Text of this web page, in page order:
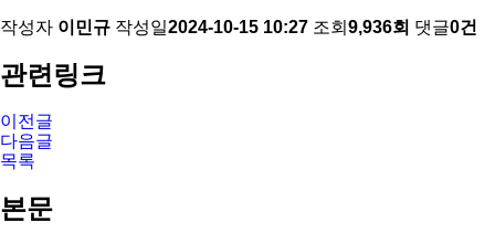
작성자 이민규 작성일2024-10-15 10:27 조회 9,936회 댓글0건
관련링크
이전글
다음글
목록
본문